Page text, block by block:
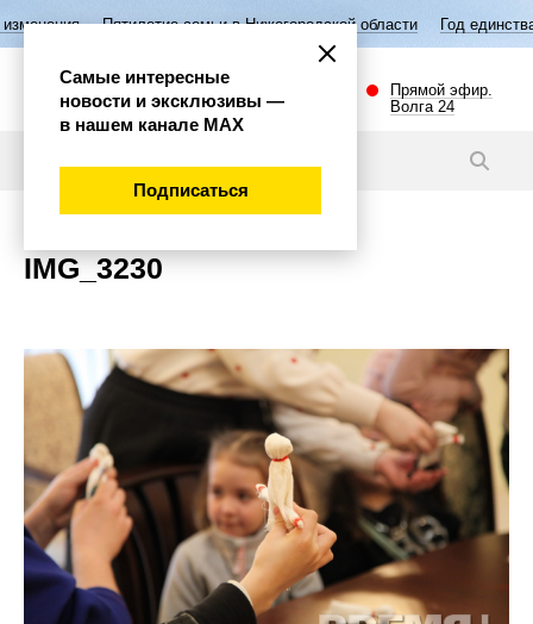
Пятилетие семьи в Нижегородской области Год
Прямой эфир.
Волга 24
IMG_3230
Самые интересные
новости и эксклюзивы —
в нашем канале МАХ
Подписаться